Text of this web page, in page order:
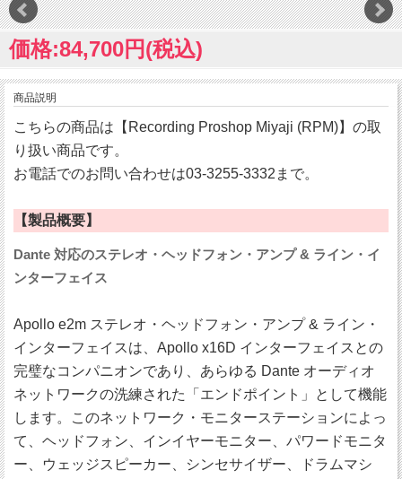
価格:84,700円(税込)
商品説明
こちらの商品は【Recording Proshop Miyaji (RPM)】の取
り扱い商品です。
お電話でのお問い合わせは03-3255-3332まで。
【製品概要】
Dante 対応のステレオ・ヘッドフォン・アンプ & ライン・イ
ンターフェイス
Apollo e2m ステレオ・ヘッドフォン・アンプ & ライン・
インターフェイスは、Apollo x16D インターフェイスとの
完璧なコンパニオンであり、あらゆる Dante オーディオ
ネットワークの洗練された「エンドポイント」として機能
します。このネットワーク・モニターステーションによっ
て、ヘッドフォン、インイヤーモニター、パワードモニタ
ー、ウェッジスピーカー、シンセサイザー、ドラムマシ